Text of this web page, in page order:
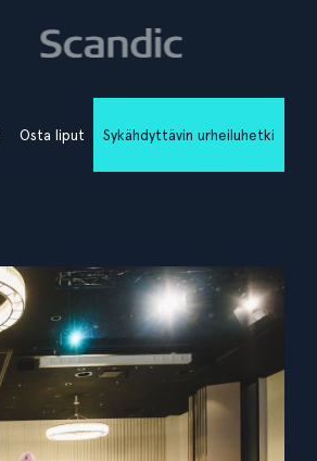
Osta liput Sykähdyttävin urheiluhetki